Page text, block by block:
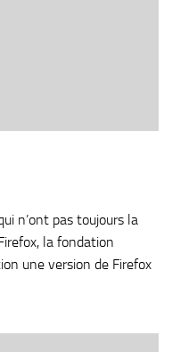
n’ont pas toujours la
la fondation
une version de Firefox